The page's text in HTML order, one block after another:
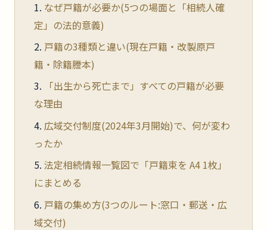
なぜ戸籍が必要か(5つの場面と「相続人確
定」の法的意義)
戸籍の3種類と違い(現在戸籍・改製原戸
籍・除籍謄本)
「出生から死亡まで」すべての戸籍が必要
な理由
広域交付制度(2024年3月開始)で、何が変わ
ったか
法定相続情報一覧図で「戸籍束を A4 1枚」
にまとめる
戸籍の集め方(3つのルート:窓口・郵送・広
域交付)